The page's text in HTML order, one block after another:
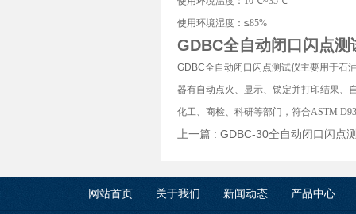
使用环境湿度：≤85%
GDBC全自动闭口闪点测
GDBC全自动闭口闪点测试仪主要用于石
器有自动点火、显示、锁定并打印结果、
化工、商检、科研等部门，符合ASTM
上一篇 : GDBC-30全自动闭口闪点
网站首页 关于我们 新闻动态 产品中心